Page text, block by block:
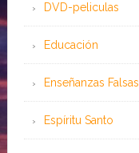
DVD-peliculas
Educación
Enseñanzas Falsas
Espíritu Santo